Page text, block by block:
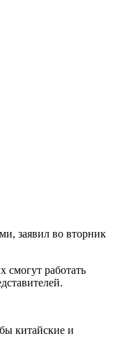
заявил во вторник
работать
китайские и